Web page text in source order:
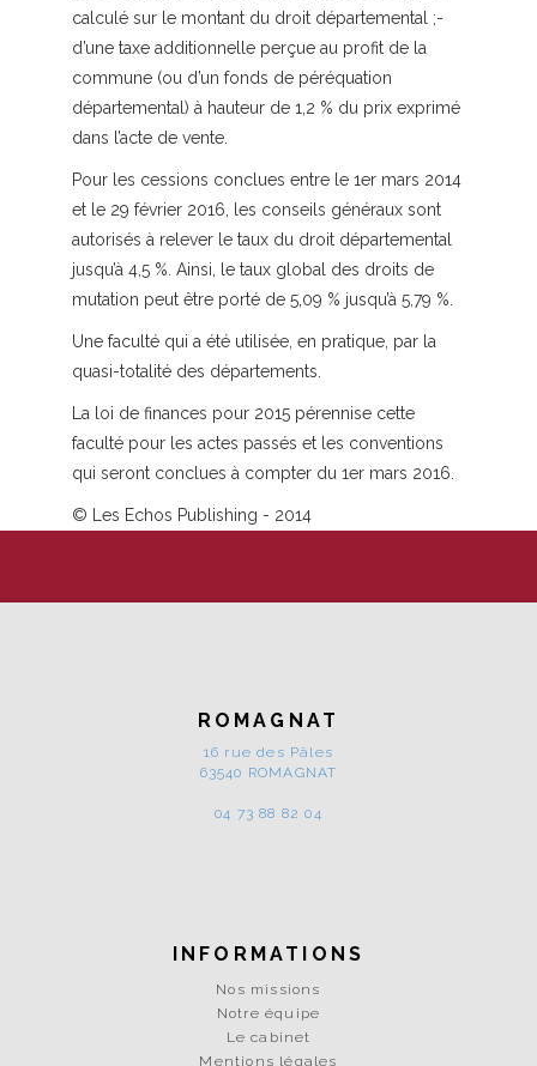
calculé sur le montant du droit départemental ;-
d’une taxe additionnelle perçue au profit de la
commune (ou d’un fonds de péréquation
départemental) à hauteur de 1,2 % du prix exprimé
dans l’acte de vente.
Pour les cessions conclues entre le 1er mars 2014
et le 29 février 2016, les conseils généraux sont
autorisés à relever le taux du droit départemental
jusqu’à 4,5 %. Ainsi, le taux global des droits de
mutation peut être porté de 5,09 % jusqu’à 5,79 %.
Une faculté qui a été utilisée, en pratique, par la
quasi-totalité des départements.
La loi de finances pour 2015 pérennise cette
faculté pour les actes passés et les conventions
qui seront conclues à compter du 1er mars 2016.
© Les Echos Publishing - 2014
ROMAGNAT
16 rue des Pâles
63540 ROMAGNAT
04 73 88 82 04
INFORMATIONS
Nos missions
Notre équipe
Le cabinet
Mentions légales